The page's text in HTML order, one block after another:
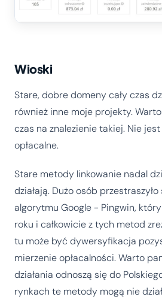
Wioski
Stare, dobre domeny cały czas
również inne moje projekty.
czas na znalezienie takiej. Nie
opłacalne.
Stare metody linkowanie nadal
działają. Dużo osób
algorytmu Google - Pingwin,
roku i całkowicie z tych metod
tu może być dywersyfikacja
mierzenie opłacalności. Warto
działania odnoszą się do
rynkach te metody mogą nie